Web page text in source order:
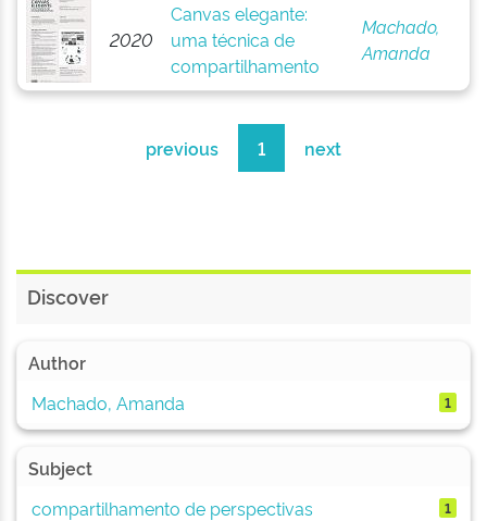
2020
Canvas elegante:
uma técnica de
compartilhamento
Machado,
Amanda
previous 1 next
Discover
Author
Machado, Amanda
1
Subject
compartilhamento de perspectivas
1